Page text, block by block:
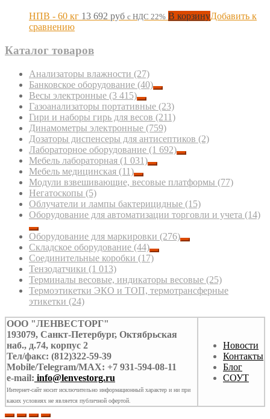
НПВ - 60 кг 13 692 руб с НДС 22% В корзинуДобавить к
сравнению
Каталог товаров
Анализаторы влажности (27)
Банковское оборудование (40)
Весы электронные (3 415)
Газоанализаторы портативные (23)
Гири и наборы гирь для весов (211)
Динамометры электронные (759)
Дозаторы диспенсеры для антисептиков (2)
Лабораторное оборудование (1 692)
Мебель лабораторная (1 031)
Мебель медицинская (11)
Модули взвешивающие, весовые платформы (77)
Негатоскопы (5)
Облучатели и лампы бактерицидные (15)
Оборудование для автоматизации торговли и учета (14)
Оборудование для маркировки (276)
Складское оборудование (44)
Соединительные коробки (17)
Тензодатчики (1 013)
Терминалы весовые, индикаторы весовые (25)
Термоэтикетки ЭКО и ТОП, термотрансферные
этикетки (24)
ООО "ЛЕНВЕСТОРГ"
193079, Санкт-Петербург, Октябрьская
наб., д.74, корпус 2
Тел/факс: (812)322-59-39
Mobile/Telegram/MAX: +7 931-594-08-11
e-mail: info@lenvestorg.ru
Интернет-сайт носит исключительно информационный характер и ни при
каких условиях не является публичной офертой.
Новости
Контакты
Блог
СОУТ